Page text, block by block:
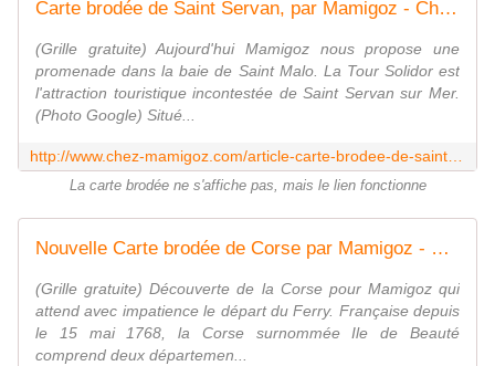
Carte brodée de Saint Servan, par Mamigoz - Chez Mamigoz
(Grille gratuite) Aujourd'hui Mamigoz nous propose une
promenade dans la baie de Saint Malo. La Tour Solidor est
l'attraction touristique incontestée de Saint Servan sur Mer.
(Photo Google) Situé...
La carte brodée ne s'affiche pas, mais le lien fonctionne
Nouvelle Carte brodée de Corse par Mamigoz - Chez Mamigoz
(Grille gratuite) Découverte de la Corse pour Mamigoz qui
attend avec impatience le départ du Ferry. Française depuis
le 15 mai 1768, la Corse surnommée Ile de Beauté
comprend deux départemen...